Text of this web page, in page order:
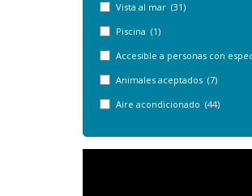
Vista al mar (31)
Piscina (1)
Accesible a personas con
Animales aceptados (7)
Aire acondicionado (44)